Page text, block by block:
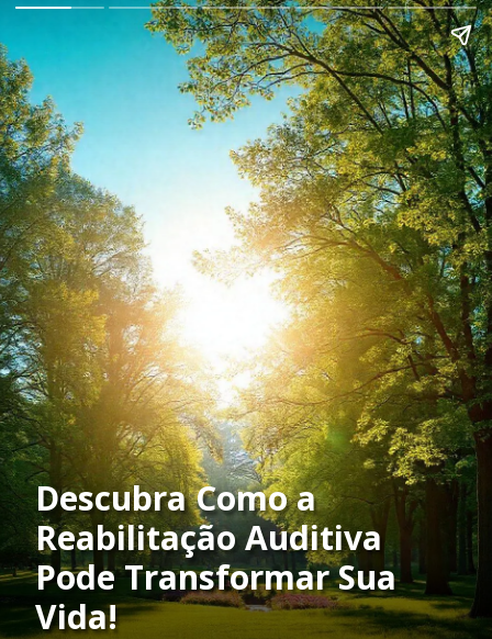
Descubra Como a
Reabilitação Auditiva
Pode Transformar Sua
Vida!